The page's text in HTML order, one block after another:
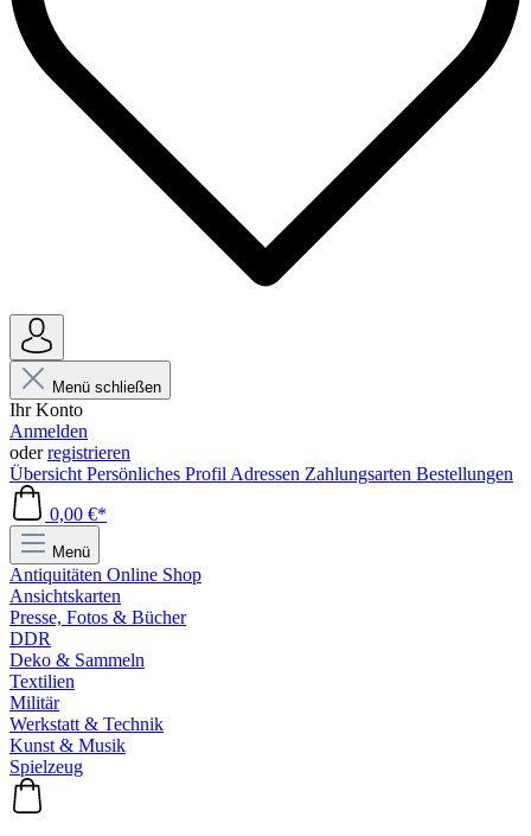
Menü schließen
Ihr Konto
Anmelden
oderregistrieren
Übersicht Persönliches Profil Adressen Zahlungsarten Bestellungen
0,00 €*
Menü
Antiquitäten Online Shop
Ansichtskarten
Presse, Fotos & Bücher
DDR
Deko & Sammeln
Textilien
Militär
Werkstatt & Technik
Kunst & Musik
Spielzeug